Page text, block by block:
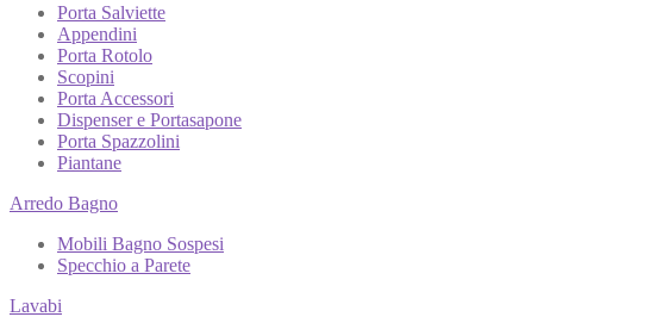
Porta Salviette
Appendini
Porta Rotolo
Scopini
Porta Accessori
Dispenser e Portasapone
Porta Spazzolini
Piantane
Arredo Bagno
Mobili Bagno Sospesi
Specchio a Parete
Lavabi